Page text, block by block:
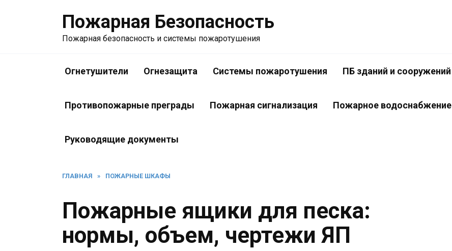
Пожарная Безопасность
Пожарная безопасность и системы пожаротушения
Огнетушители Огнезащита Системы пожаротушения ПБ зданий и сооружений
Противопожарные преграды Пожарная сигнализация Пожарное водоснабжение
Руководящие документы
ГЛАВНАЯ » ПОЖАРНЫЕ ШКАФЫ
Пожарные ящики для песка:
нормы, объем, чертежи ЯП